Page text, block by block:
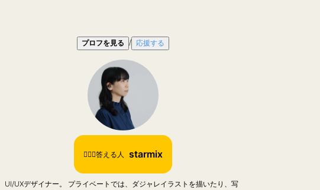
プロフを見る / 応援する
🙋🏻‍♀️答える人 starmix
UI/UXデザイナー。 プライベートでは、ダジャレイラストを描いたり、写